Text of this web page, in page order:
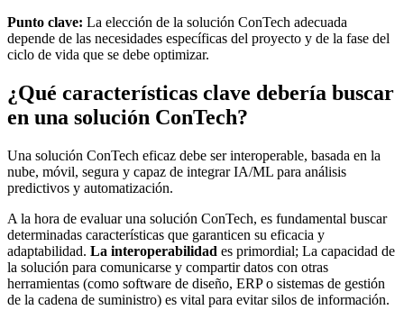
Punto clave: La elección de la solución ConTech adecuada
depende de las necesidades específicas del proyecto y de la fase del
ciclo de vida que se debe optimizar.
¿Qué características clave debería buscar
en una solución ConTech?
Una solución ConTech eficaz debe ser interoperable, basada en la
nube, móvil, segura y capaz de integrar IA/ML para análisis
predictivos y automatización.
A la hora de evaluar una solución ConTech, es fundamental buscar
determinadas características que garanticen su eficacia y
adaptabilidad. La interoperabilidad es primordial; La capacidad de
la solución para comunicarse y compartir datos con otras
herramientas (como software de diseño, ERP o sistemas de gestión
de la cadena de suministro) es vital para evitar silos de información.